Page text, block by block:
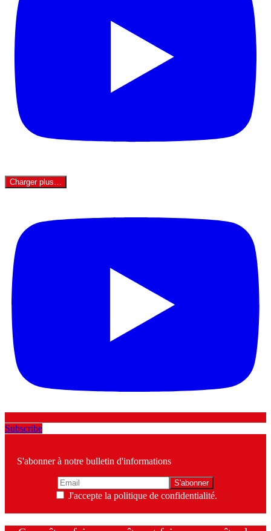
Charger plus…
Subscribe
S'abonner à notre bulletin d'informations
J'accepte la politique de confidentialité.